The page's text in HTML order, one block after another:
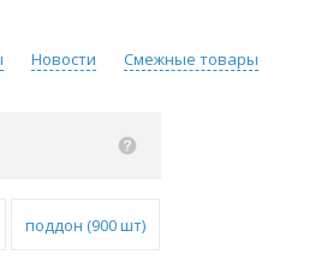
Новости Смежные товары
поддон (900 шт)